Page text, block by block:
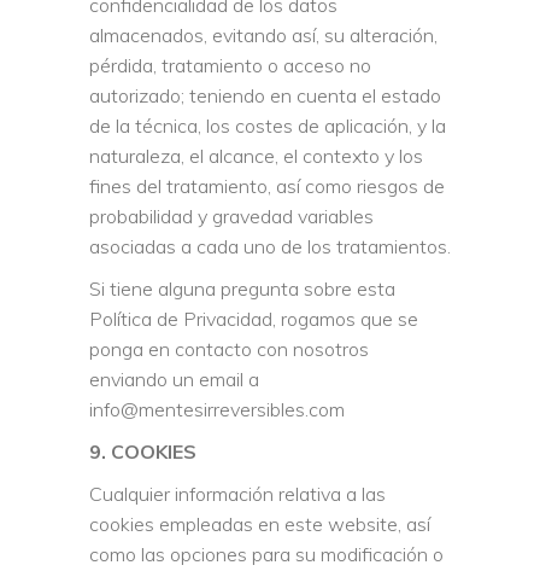
confidencialidad de los datos
almacenados, evitando así, su alteración,
pérdida, tratamiento o acceso no
autorizado; teniendo en cuenta el estado
de la técnica, los costes de aplicación, y la
naturaleza, el alcance, el contexto y los
fines del tratamiento, así como riesgos de
probabilidad y gravedad variables
asociadas a cada uno de los tratamientos.
Si tiene alguna pregunta sobre esta
Política de Privacidad, rogamos que se
ponga en contacto con nosotros
enviando un email a
info@mentesirreversibles.com
9. COOKIES
Cualquier información relativa a las
cookies empleadas en este website, así
como las opciones para su modificación o